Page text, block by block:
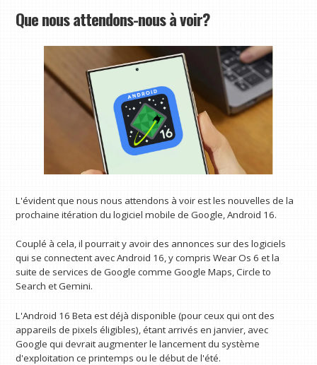
Que nous attendons-nous à voir?
L'évident que nous nous attendons à voir est les nouvelles de la
prochaine itération du logiciel mobile de Google, Android 16.
Couplé à cela, il pourrait y avoir des annonces sur des logiciels
qui se connectent avec Android 16, y compris Wear Os 6 et la
suite de services de Google comme Google Maps, Circle to
Search et Gemini.
L'Android 16 Beta est déjà disponible (pour ceux qui ont des
appareils de pixels éligibles), étant arrivés en janvier, avec
Google qui devrait augmenter le lancement du système
d'exploitation ce printemps ou le début de l'été.